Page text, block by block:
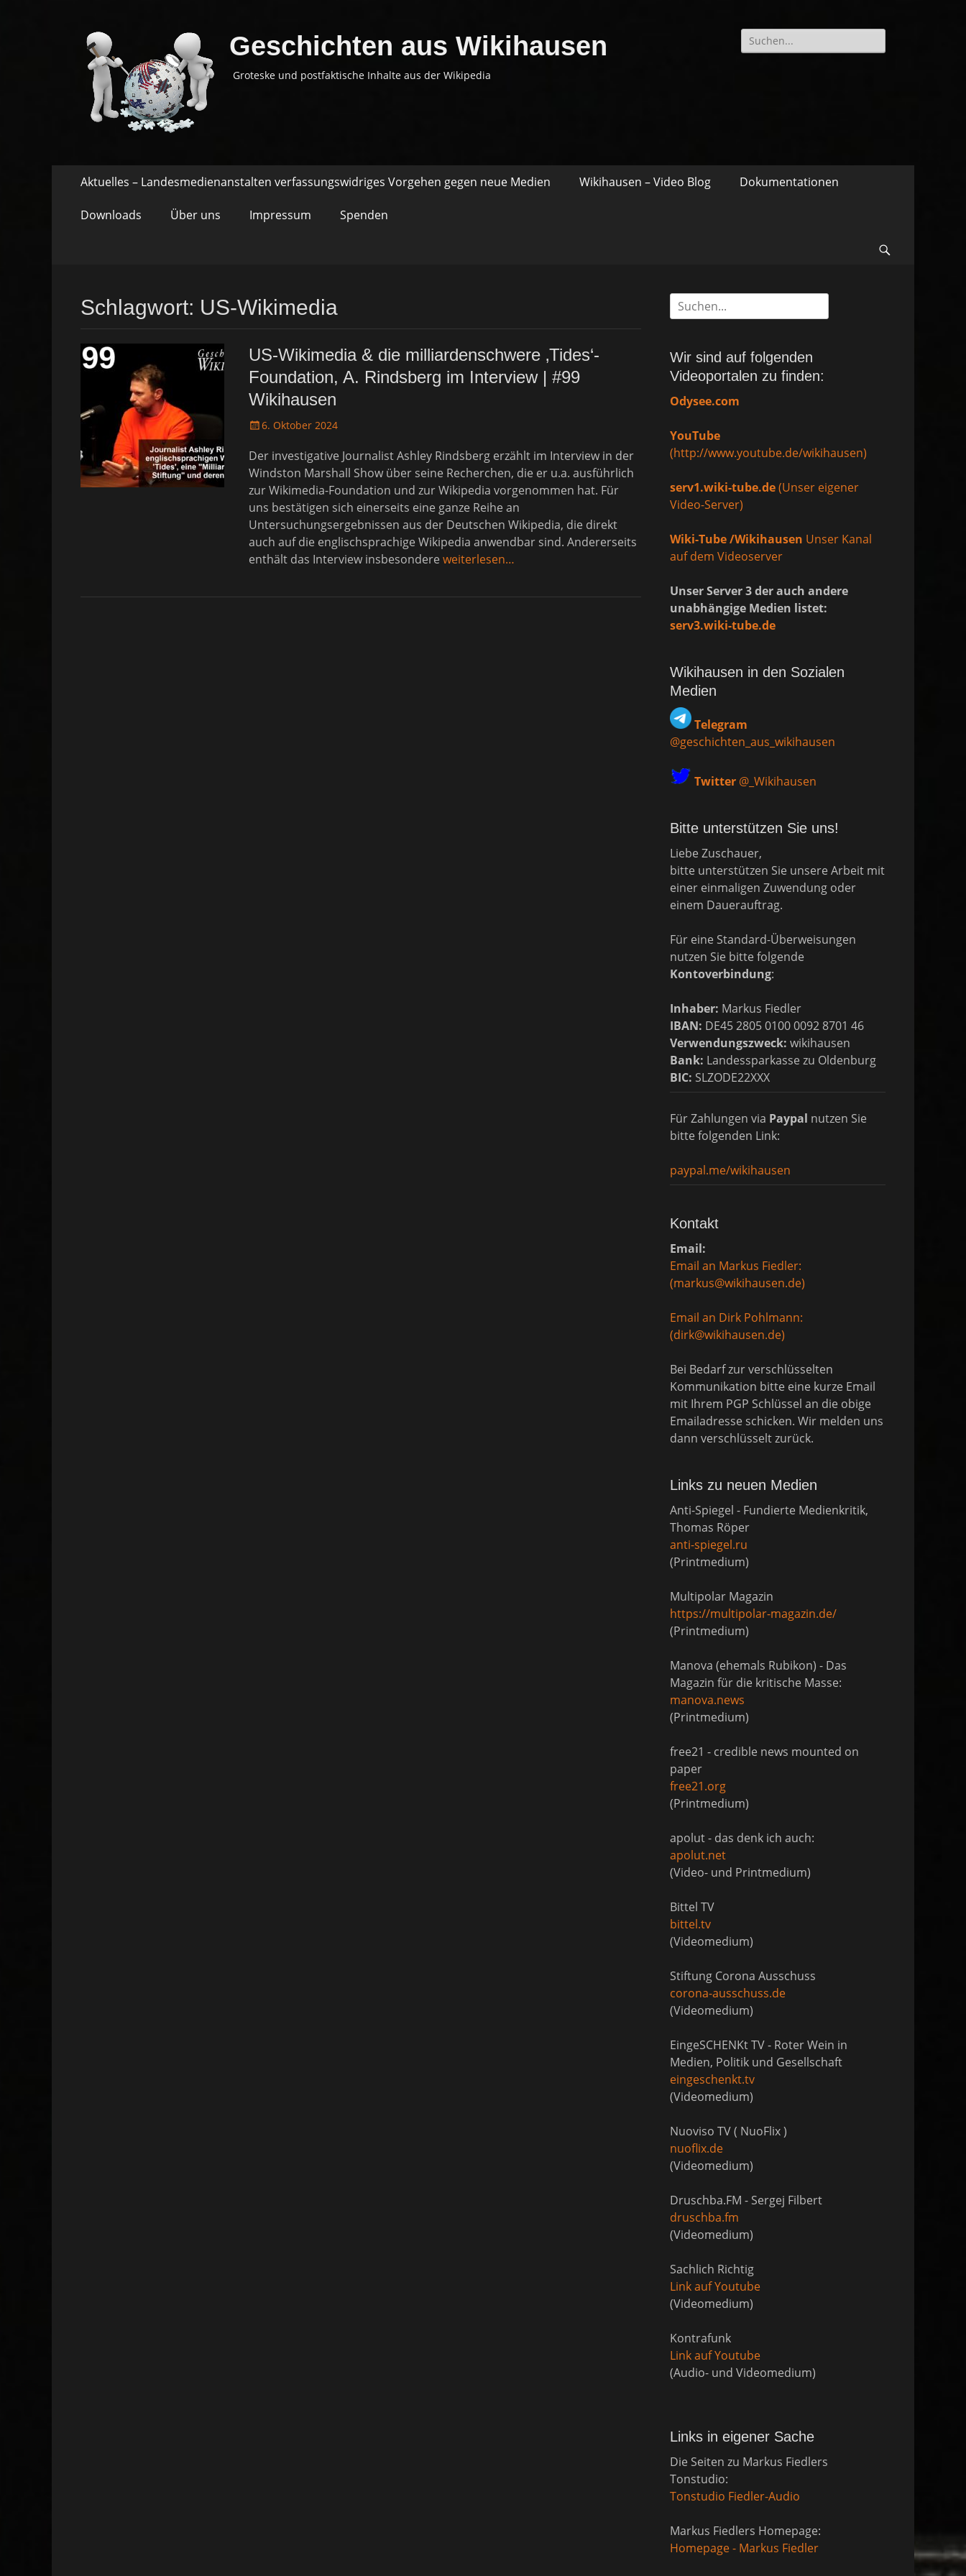
Geschichten aus Wikihausen
Groteske und postfaktische Inhalte aus der Wikipedia
Suche
nach:
Primäres
Springe
zum
Inhalt
Aktuelles – Landesmedienanstalten verfassungswidriges Vorgehen gegen neue Medien Wikihausen – Video Blog Dokumentationen
Downloads Über uns Impressum Spenden
Schlagwort: US-Wikimedia
US-Wikimedia & die milliardenschwere ‚Tides‘-
Foundation, A. Rindsberg im Interview | #99
Wikihausen
P
s
t
e
o
n
6. Oktober 2024
Der investigative Journalist Ashley Rindsberg erzählt im Interview in der
Windston Marshall Show über seine Recherchen, die er u.a. ausführlich
zur Wikimedia-Foundation und zur Wikipedia vorgenommen hat. Für
uns bestätigen sich einerseits eine ganze Reihe an
Untersuchungsergebnissen aus der Deutschen Wikipedia, die direkt
auch auf die englischsprachige Wikipedia anwendbar sind. Andererseits
enthält das Interview insbesondere weiterlesen…
Suche
nach:
Wir sind auf folgenden
Videoportalen zu finden:
Odysee.com
YouTube
(http://www.youtube.de/wikihausen)
serv1.wiki-tube.de(Unser eigener
Video-Server)
Wiki-Tube /Wikihausen Unser Kanal
auf dem Videoserver
Unser Server 3 der auch andere
unabhängige Medien listet:
serv3.wiki-tube.de
Wikihausen in den Sozialen
Medien
Telegram
@geschichten_aus_wikihausen
Twitter @_Wikihausen
Bitte unterstützen Sie uns!
Liebe Zuschauer,
bitte unterstützen Sie unsere Arbeit mit
einer einmaligen Zuwendung oder
einem Dauerauftrag.
Für eine Standard-Überweisungen
nutzen Sie bitte folgende
Kontoverbindung:
Inhaber: Markus Fiedler
IBAN: DE45 2805 0100 0092 8701 46
Verwendungszweck: wikihausen
Bank: Landessparkasse zu Oldenburg
BIC: SLZODE22XXX
Für Zahlungen via Paypal nutzen Sie
bitte folgenden Link:
paypal.me/wikihausen
Kontakt
Email:
Email an Markus Fiedler:
(markus@wikihausen.de)
Email an Dirk Pohlmann:
(dirk@wikihausen.de)
Bei Bedarf zur verschlüsselten
Kommunikation bitte eine kurze Email
mit Ihrem PGP Schlüssel an die obige
Emailadresse schicken. Wir melden uns
dann verschlüsselt zurück.
Links zu neuen Medien
Anti-Spiegel - Fundierte Medienkritik,
Thomas Röper
anti-spiegel.ru
(Printmedium)
Multipolar Magazin
https://multipolar-magazin.de/
(Printmedium)
Manova (ehemals Rubikon) - Das
Magazin für die kritische Masse:
manova.news
(Printmedium)
free21 - credible news mounted on
paper
free21.org
(Printmedium)
apolut - das denk ich auch:
apolut.net
(Video- und Printmedium)
Bittel TV
bittel.tv
(Videomedium)
Stiftung Corona Ausschuss
corona-ausschuss.de
(Videomedium)
EingeSCHENKt TV - Roter Wein in
Medien, Politik und Gesellschaft
eingeschenkt.tv
(Videomedium)
Nuoviso TV ( NuoFlix )
nuoflix.de
(Videomedium)
Druschba.FM - Sergej Filbert
druschba.fm
(Videomedium)
Sachlich Richtig
Link auf Youtube
(Videomedium)
Kontrafunk
Link auf Youtube
(Audio- und Videomedium)
Links in eigener Sache
Die Seiten zu Markus Fiedlers
Tonstudio:
Tonstudio Fiedler-Audio
Markus Fiedlers Homepage:
Homepage - Markus Fiedler